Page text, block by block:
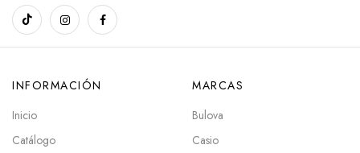
INFORMACIÓN
Inicio
Catálogo
MARCAS
Bulova
Casio